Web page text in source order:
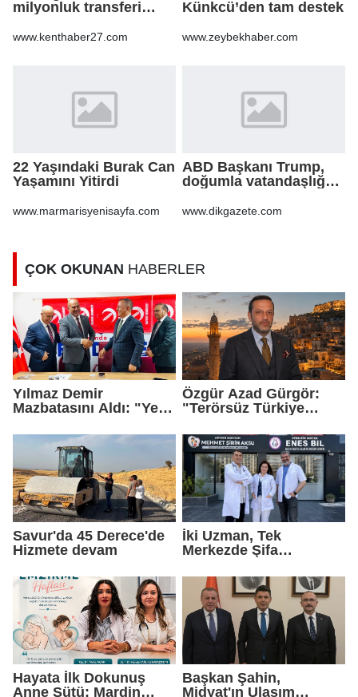
milyonluk transferi
Ağbaba'ya milyonlar
www.kenthaber27.com
Künkcü’den tam destek
www.zeybekhaber.com
22 Yaşındaki Burak Can
Yaşamını Yitirdi
www.marmarisyenisayfa.com
ABD Başkanı Trump,
doğumla vatandaşlığa
genişleten
www.dikgazete.com
ÇOK OKUNAN HABERLER
Yılmaz Demir
Mazbatasını Aldı: "Yeni
Geldik"
Özgür Azad Gürgör:
"Terörsüz Türkiye
Turizmi İçin Yeni Bir
Dönemin Başlangıcıdır"
Savur'da 45 Derece'de
Hizmete devam
İki Uzman, Tek
Merkezde Şifa
Hayata İlk Dokunuş
Anne Sütü: Mardin
Başkan Şahin,
Midyat'ın Ulaşım